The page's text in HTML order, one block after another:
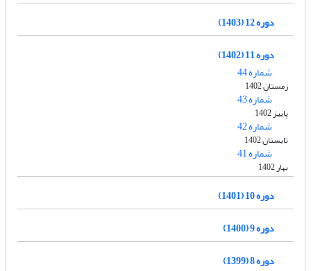
دوره 12 (1403)
دوره 11 (1402)
شماره 44
زمستان 1402
شماره 43
پاییز 1402
شماره 42
تابستان 1402
شماره 41
بهار 1402
دوره 10 (1401)
دوره 9 (1400)
دوره 8 (1399)